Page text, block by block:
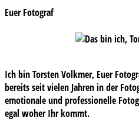
Euer Fotograf
Ich bin Torsten Volkmer, Euer
bereits seit vielen Jahren in der
emotionale und professionelle
egal woher Ihr kommt.